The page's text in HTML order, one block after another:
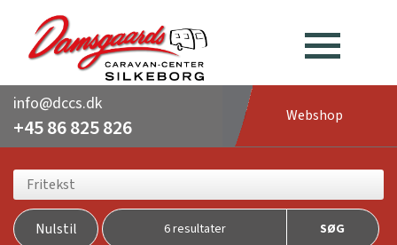
info@dccs.dk
+45 86 825 826 Webshop
Nulstil 6resultater SØG